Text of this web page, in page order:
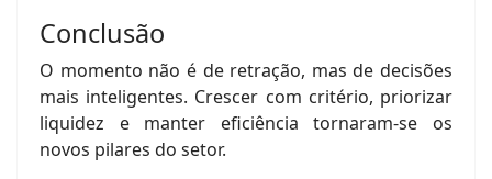
Conclusão
O momento não é de retração, mas de decisões
mais inteligentes. Crescer com critério, priorizar
liquidez e manter eficiência tornaram-se os
novos pilares do setor.